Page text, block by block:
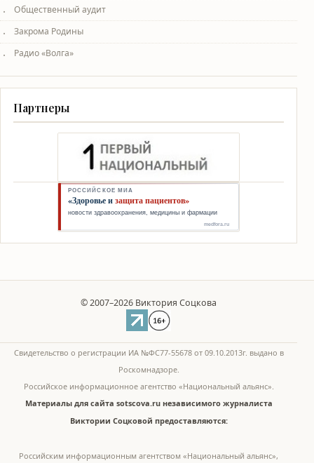
Общественный аудит
Закрома Родины
Радио «Волга»
Партнеры
© 2007–2026 Виктория Соцкова
Свидетельство о регистрации ИА №ФС77-55678 от 09.10.2013г. выдано в
Роскомнадзоре.
Российское информационное агентство «Национальный альянс».
Материалы для сайта sotscova.ru независимого журналиста
Виктории Соцковой предоставляются:
Российским информационным агентством «Национальный альянс»,